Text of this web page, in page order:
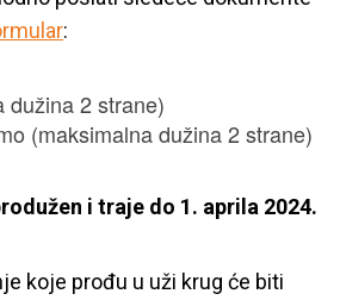
:
dužina 2 strane)
(maksimalna dužina 2 strane)
i traje do 1. aprila 2024.
koje prođu u uži krug će biti